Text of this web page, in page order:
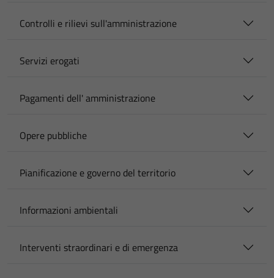
Controlli e rilievi sull'amministrazione
Servizi erogati
Pagamenti dell' amministrazione
Opere pubbliche
Pianificazione e governo del territorio
Informazioni ambientali
Interventi straordinari e di emergenza